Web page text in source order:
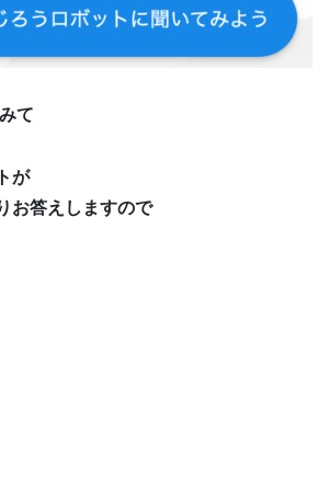
て
が
お答えしますので